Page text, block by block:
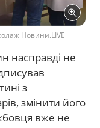
Новини.LIVE
насправді не
з
змінити його
вже не